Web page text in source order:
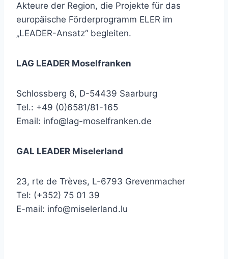
Akteure der Region, die Projekte für das
europäische Förderprogramm ELER im
„LEADER-Ansatz“ begleiten.
LAG LEADER Moselfranken
Schlossberg 6, D-54439 Saarburg
Tel.: +49 (0)6581/81-165
Email: info@lag-moselfranken.de
GAL LEADER Miselerland
23, rte de Trèves, L-6793 Grevenmacher
Tel: (+352) 75 01 39
E-mail: info@miselerland.lu